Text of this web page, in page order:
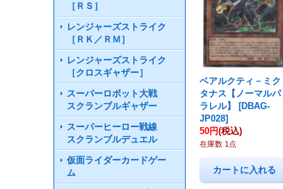
［ＲＳ］
レンジャーズストライク
［ＲＫ／ＲＭ］
レンジャーズストライク
［クロスギャザー］
スーパーロボット大戦
スクランブルギャザー
スーパーヒーロー戦線
スクランブルデュエル
仮面ライダーカードゲー
ム
ベアルクティ－ミク
タナス【ノーマルパ
ラレル】
[DBAG-
JP028]
50円(税込)
在庫数 1点